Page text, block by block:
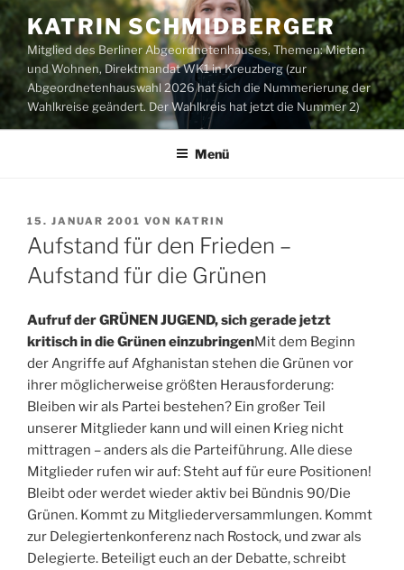
Zum
Inhalt
springen
KATRIN SCHMIDBERGER
Mitglied des Berliner Abgeordnetenhauses, Themen: Mieten
und Wohnen, Direktmandat WK1 in Kreuzberg (zur
Abgeordnetenhauswahl 2026 hat sich die Nummerierung der
Wahlkreise geändert. Der Wahlkreis hat jetzt die Nummer 2)
Menü
VERÖFFENTLICHT
AM
15. JANUAR 2001 VON KATRIN
Aufstand für den Frieden –
Aufstand für die Grünen
Aufruf der GRÜNEN JUGEND, sich gerade jetzt
kritisch in die Grünen einzubringenMit dem Beginn
der Angriffe auf Afghanistan stehen die Grünen vor
ihrer möglicherweise größten Herausforderung:
Bleiben wir als Partei bestehen? Ein großer Teil
unserer Mitglieder kann und will einen Krieg nicht
mittragen – anders als die Parteiführung. Alle diese
Mitglieder rufen wir auf: Steht auf für eure Positionen!
Bleibt oder werdet wieder aktiv bei Bündnis 90/Die
Grünen. Kommt zu Mitgliederversammlungen. Kommt
zur Delegiertenkonferenz nach Rostock, und zwar als
Delegierte. Beteiligt euch an der Debatte, schreibt